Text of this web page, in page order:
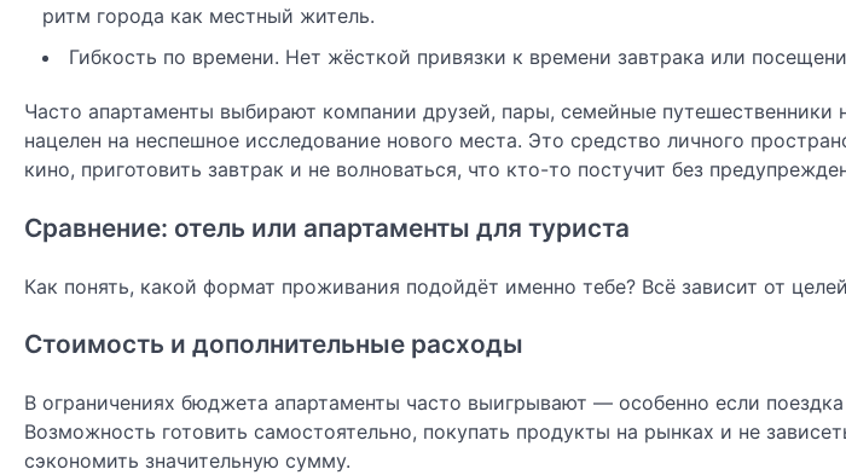
ритм города как местный житель.
Гибкость по времени. Нет жёсткой привязки к времени завтрака или
Часто апартаменты выбирают компании друзей, пары, семейные путешественники
нацелен на неспешное исследование нового места. Это средство личного
кино, приготовить завтрак и не волноваться, что кто-то постучит без
Сравнение: отель или апартаменты для туриста
Как понять, какой формат проживания подойдёт именно тебе? Всё зависит от
Стоимость и дополнительные расходы
В ограничениях бюджета апартаменты часто выигрывают — особенно если
Возможность готовить самостоятельно, покупать продукты на рынках и не
сэкономить значительную сумму.